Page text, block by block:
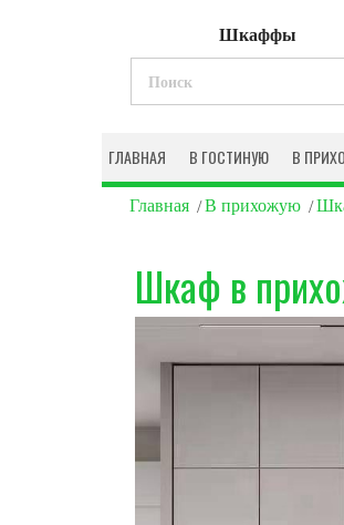
Шкаффы
ГЛАВНАЯ В ГОСТИНУЮ В
Главная В прихожую
Шкаф в